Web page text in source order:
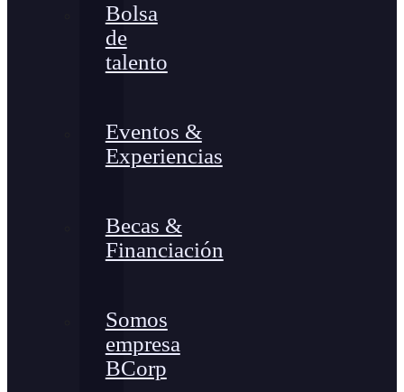
Bolsa
de
talento
Eventos &
Experiencias
Becas &
Financiación
Somos
empresa
BCorp